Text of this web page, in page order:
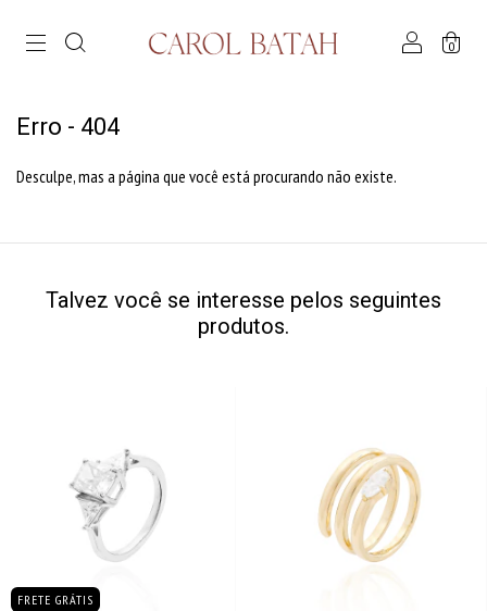
0
Erro - 404
Desculpe, mas a página que você está procurando não existe.
Talvez você se interesse pelos seguintes
produtos.
FRETE GRÁTIS